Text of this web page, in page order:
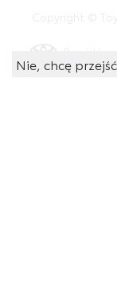
Nie, chcę